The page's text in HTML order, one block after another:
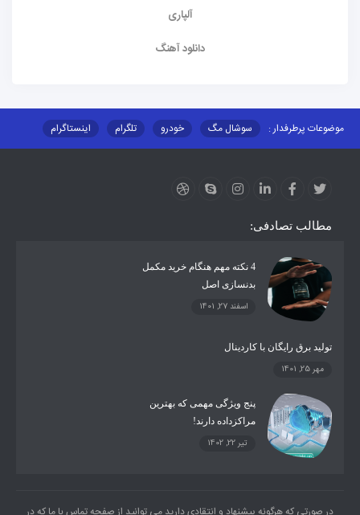
آلپاری
دانلود آهنگ
موضوعات پرطرفدار : سوشال مگ خودرو تلگرام
اینستاگرام
مطالب تصادفی:
4 نکته مهم هنگام خرید مکمل
بدنسازی اصل
اسفند 27, 1401
تولید برق رایگان با کاردینال
مهر 25, 1401
پنج ویژگی مهمی که بهترین
مراکزداده دارند!
تیر 22, 1402
در صورتی که هرگونه پیشنهاد و انتقادی دارید می توانید از صفحه تماس با ما که در